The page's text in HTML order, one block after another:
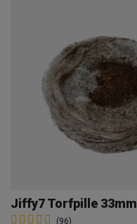
Jiffy7 Torfpille 33mm
(96)